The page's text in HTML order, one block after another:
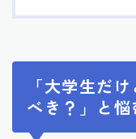
「大学生だ
べき？」と